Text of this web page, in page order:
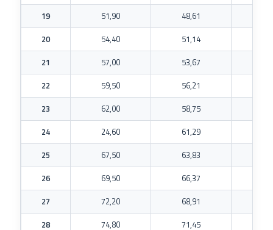
19
51,90 48,61
20
54,40 51,14
21
57,00 53,67
22
59,50 56,21
23
62,00 58,75
24
24,60 61,29
25
67,50 63,83
26
69,50 66,37
27
72,20 68,91
28
74,80 71,45